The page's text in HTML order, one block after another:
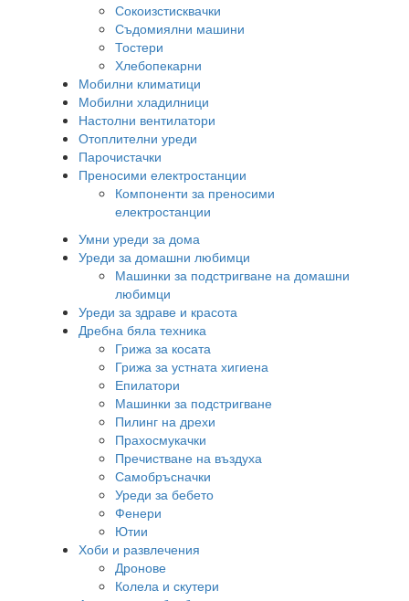
Сокоизстисквачки
Съдомиялни машини
Тостери
Хлебопекарни
Мобилни климатици
Мобилни хладилници
Настолни вентилатори
Отоплителни уреди
Парочистачки
Преносими електростанции
Компоненти за преносими
електростанции
Умни уреди за дома
Уреди за домашни любимци
Машинки за подстригване на домашни
любимци
Уреди за здраве и красота
Дребна бяла техника
Грижа за косата
Грижа за устната хигиена
Епилатори
Машинки за подстригване
Пилинг на дрехи
Прахосмукачки
Пречистване на въздуха
Самобръсначки
Уреди за бебето
Фенери
Ютии
Хоби и развлечения
Дронове
Колела и скутери